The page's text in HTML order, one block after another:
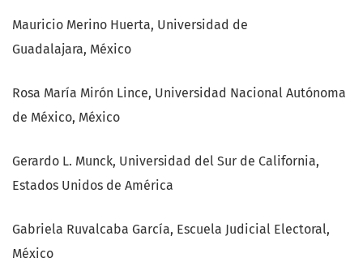
Mauricio Merino Huerta, Universidad de
Guadalajara, México
Rosa María Mirón Lince, Universidad Nacional Autónoma
de México, México
Gerardo L. Munck, Universidad del Sur de California,
Estados Unidos de América
Gabriela Ruvalcaba García, Escuela Judicial Electoral,
México